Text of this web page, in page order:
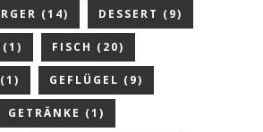
(14) DESSERT (9)
(1) FISCH (20)
(1) GEFLÜGEL (9)
GETRÄNKE (1)